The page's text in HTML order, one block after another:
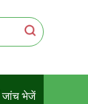
जांच भेजें